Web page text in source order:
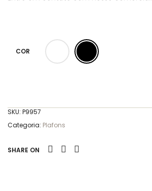
COR
SKU: P9957
Categoria: Plafons
SHARE ON